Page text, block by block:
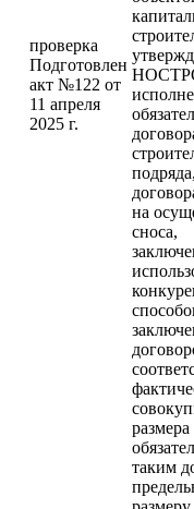
проверка
Подготовлен
акт №122 от
11 апреля
2025 г.
на
сноса,
размера
таким